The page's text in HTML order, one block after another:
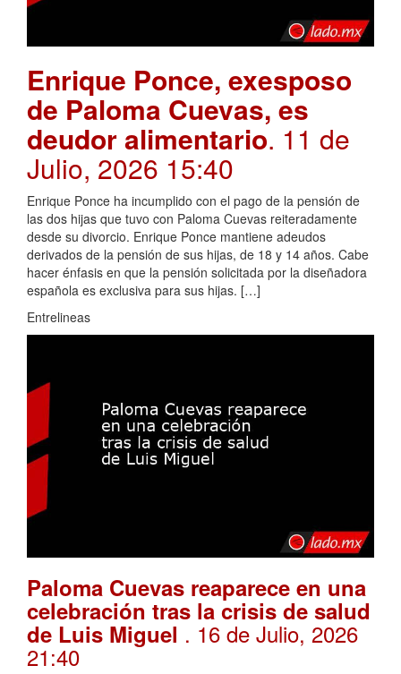
Enrique Ponce, exesposo
de Paloma Cuevas, es
deudor alimentario. 11 de
Julio, 2026 15:40
Enrique Ponce ha incumplido con el pago de la pensión de
las dos hijas que tuvo con Paloma Cuevas reiteradamente
desde su divorcio. Enrique Ponce mantiene adeudos
derivados de la pensión de sus hijas, de 18 y 14 años. Cabe
hacer énfasis en que la pensión solicitada por la diseñadora
española es exclusiva para sus hijas. […]
Entrelineas
Paloma Cuevas reaparece en una
celebración tras la crisis de salud
de Luis Miguel . 16 de Julio, 2026
21:40